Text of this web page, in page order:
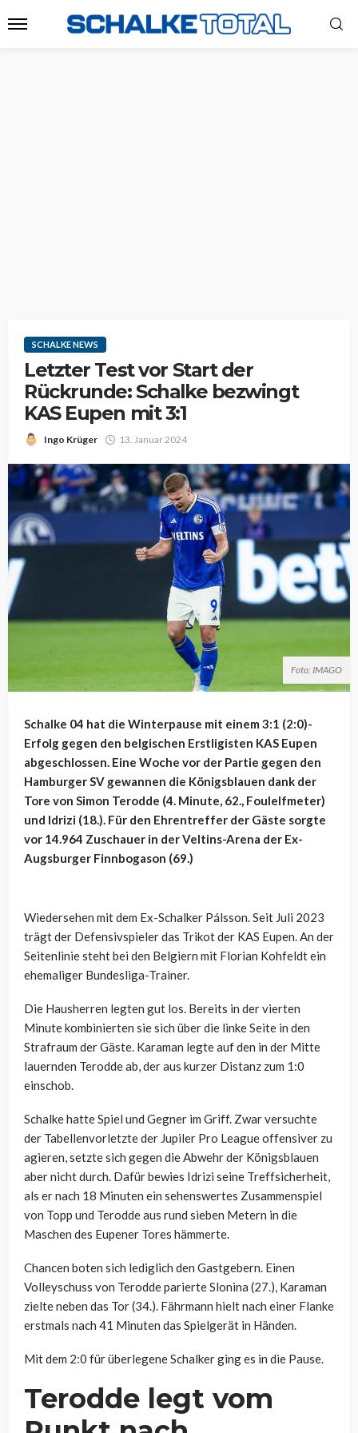
SCHALKE NEWS
Letzter Test vor Start der
Rückrunde: Schalke bezwingt
KAS Eupen mit 3:1
Ingo Krüger 13. Januar 2024
Foto: IMAGO
Schalke 04 hat die Winterpause mit einem 3:1 (2:0)-
Erfolg gegen den belgischen Erstligisten KAS Eupen
abgeschlossen. Eine Woche vor der Partie gegen den
Hamburger SV gewannen die Königsblauen dank der
Tore von Simon Terodde (4. Minute, 62., Foulelfmeter)
und Idrizi (18.). Für den Ehrentreffer der Gäste sorgte
vor 14.964 Zuschauer in der Veltins-Arena der Ex-
Augsburger Finnbogason (69.)
Wiedersehen mit dem Ex-Schalker Pálsson. Seit Juli 2023
trägt der Defensivspieler das Trikot der KAS Eupen. An der
Seitenlinie steht bei den Belgiern mit Florian Kohfeldt ein
ehemaliger Bundesliga-Trainer.
Die Hausherren legten gut los. Bereits in der vierten
Minute kombinierten sie sich über die linke Seite in den
Strafraum der Gäste. Karaman legte auf den in der Mitte
lauernden Terodde ab, der aus kurzer Distanz zum 1:0
einschob.
Schalke hatte Spiel und Gegner im Griff. Zwar versuchte
der Tabellenvorletzte der Jupiler Pro League offensiver zu
agieren, setzte sich gegen die Abwehr der Königsblauen
aber nicht durch. Dafür bewies Idrizi seine Treffsicherheit,
als er nach 18 Minuten ein sehenswertes Zusammenspiel
von Topp und Terodde aus rund sieben Metern in die
Maschen des Eupener Tores hämmerte.
Chancen boten sich lediglich den Gastgebern. Einen
Volleyschuss von Terodde parierte Slonina (27.), Karaman
zielte neben das Tor (34.). Fährmann hielt nach einer Flanke
erstmals nach 41 Minuten das Spielgerät in Händen.
Mit dem 2:0 für überlegene Schalker ging es in die Pause.
Terodde legt vom